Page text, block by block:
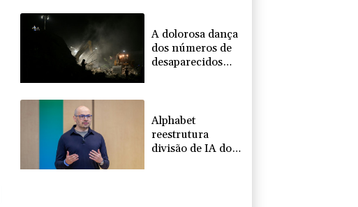
A dolorosa dança
dos números de
desaparecidos
Alphabet
reestrutura
divisão de IA do